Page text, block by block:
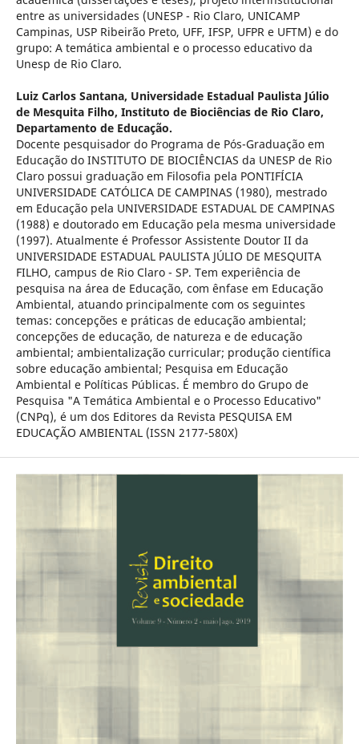
entre as universidades (UNESP - Rio Claro, UNICAMP
Campinas, USP Ribeirão Preto, UFF, IFSP, UFPR e UFTM) e do
grupo: A temática ambiental e o processo educativo da
Unesp de Rio Claro.
Luiz Carlos Santana, Universidade Estadual Paulista Júlio
de Mesquita Filho, Instituto de Biociências de Rio Claro,
Departamento de Educação.
Docente pesquisador do Programa de Pós-Graduação em
Educação do INSTITUTO DE BIOCIÊNCIAS da UNESP de Rio
Claro possui graduação em Filosofia pela PONTIFÍCIA
UNIVERSIDADE CATÓLICA DE CAMPINAS (1980), mestrado
em Educação pela UNIVERSIDADE ESTADUAL DE CAMPINAS
(1988) e doutorado em Educação pela mesma universidade
(1997). Atualmente é Professor Assistente Doutor II da
UNIVERSIDADE ESTADUAL PAULISTA JÚLIO DE MESQUITA
FILHO, campus de Rio Claro - SP. Tem experiência de
pesquisa na área de Educação, com ênfase em Educação
Ambiental, atuando principalmente com os seguintes
temas: concepções e práticas de educação ambiental;
concepções de educação, de natureza e de educação
ambiental; ambientalização curricular; produção científica
sobre educação ambiental; Pesquisa em Educação
Ambiental e Políticas Públicas. É membro do Grupo de
Pesquisa "A Temática Ambiental e o Processo Educativo"
(CNPq), é um dos Editores da Revista PESQUISA EM
EDUCAÇÃO AMBIENTAL (ISSN 2177-580X)